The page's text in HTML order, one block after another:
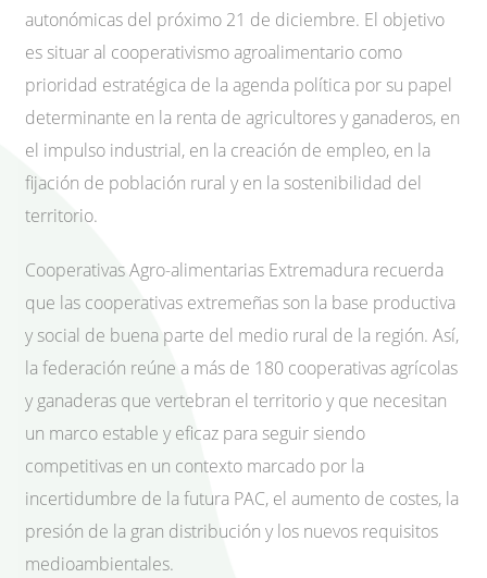
autonómicas del próximo 21 de diciembre. El objetivo
es situar al cooperativismo agroalimentario como
prioridad estratégica de la agenda política por su papel
determinante en la renta de agricultores y ganaderos, en
el impulso industrial, en la creación de empleo, en la
fijación de población rural y en la sostenibilidad del
territorio.
Cooperativas Agro-alimentarias Extremadura recuerda
que las cooperativas extremeñas son la base productiva
y social de buena parte del medio rural de la región. Así,
la federación reúne a más de 180 cooperativas agrícolas
y ganaderas que vertebran el territorio y que necesitan
un marco estable y eficaz para seguir siendo
competitivas en un contexto marcado por la
incertidumbre de la futura PAC, el aumento de costes, la
presión de la gran distribución y los nuevos requisitos
medioambientales.